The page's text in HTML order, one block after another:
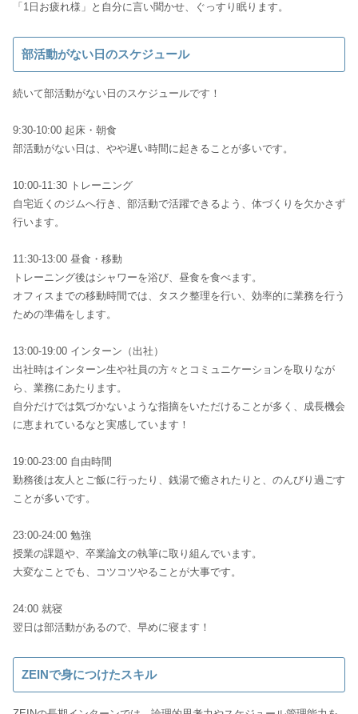
「1日お疲れ様」と自分に言い聞かせ、ぐっすり眠ります。
部活動がない日のスケジュール
続いて部活動がない日のスケジュールです！
9:30-10:00 起床・朝食
部活動がない日は、やや遅い時間に起きることが多いです。
10:00-11:30 トレーニング
自宅近くのジムへ行き、部活動で活躍できるよう、体づくりを欠かさず
行います。
11:30-13:00 昼食・移動
トレーニング後はシャワーを浴び、昼食を食べます。
オフィスまでの移動時間では、タスク整理を行い、効率的に業務を行う
ための準備をします。
13:00-19:00 インターン（出社）
出社時はインターン生や社員の方々とコミュニケーションを取りなが
ら、業務にあたります。
自分だけでは気づかないような指摘をいただけることが多く、成長機会
に恵まれているなと実感しています！
19:00-23:00 自由時間
勤務後は友人とご飯に行ったり、銭湯で癒されたりと、のんびり過ごす
ことが多いです。
23:00-24:00 勉強
授業の課題や、卒業論文の執筆に取り組んでいます。
大変なことでも、コツコツやることが大事です。
24:00 就寝
翌日は部活動があるので、早めに寝ます！
ZEINで身につけたスキル